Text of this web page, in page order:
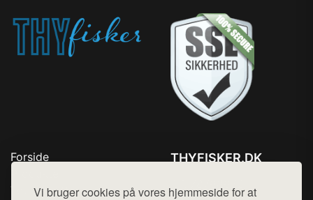
Vi bruger cookies på vores hjemmeside for at
Forside
Top Rabatter
THYFISKER.DK